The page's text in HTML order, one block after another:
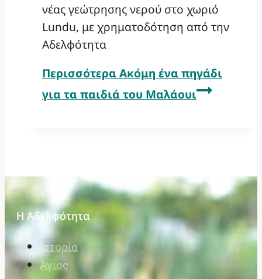
νέας γεώτρησης νερού στο χωριό
Lundu, με χρηματοδότηση από την
Αδελφότητα
Περισσότερα Ακόμη ένα πηγάδι
για τα παιδιά του Μαλάουι
Η Αδελφότητα
Ιστορία
Άγιος